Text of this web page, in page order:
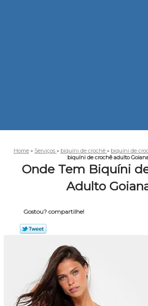
Home » Serviços » biquíni de crochê » biquíni de
biquíni de crochê adulto
Onde Tem Biquíni
Adulto
Gostou? compartilhe!